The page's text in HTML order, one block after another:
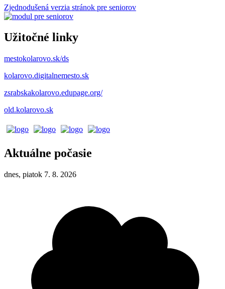
Zjednodušená verzia stránok pre seniorov
Užitočné linky
mestokolarovo.sk/ds
kolarovo.digitalnemesto.sk
zsrabskakolarovo.edupage.org/
old.kolarovo.sk
Aktuálne počasie
dnes, piatok 7. 8. 2026